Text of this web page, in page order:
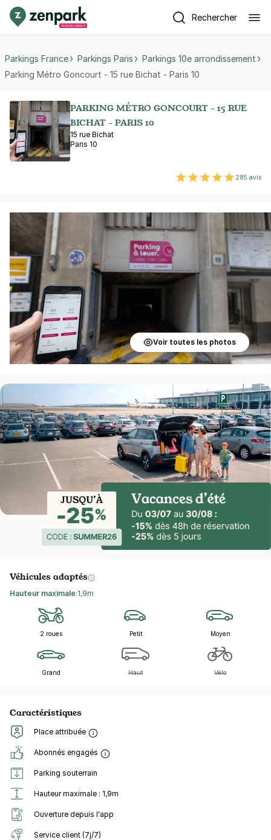
Rechercher
Parkings France Parkings Paris
Parkings 10e arrondissement
Parking Métro Goncourt - 15 rue Bichat - Paris 10
PARKING MÉTRO GONCOURT - 15 RUE
BICHAT - PARIS 10
15 rue Bichat
Paris 10
285 avis
Voir toutes les photos
Véhicules adaptés
Hauteur maximale:1,9m
2 roues Petit Moyen
Grand Haut Vélo
Caractéristiques
Place attribuée
Abonnés engagés
Parking souterrain
Hauteur maximale : 1,9m
Ouverture depuis l'app
Service client (7j/7)